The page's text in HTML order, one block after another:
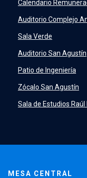
ERPlaunch
Calendario
Auditorio Complejo
Sala Verde
Auditorio San Agustín
Patio de Ingeniería
Zócalo San Agustín
Sala de Estudios Raúl
MESA CENTRAL